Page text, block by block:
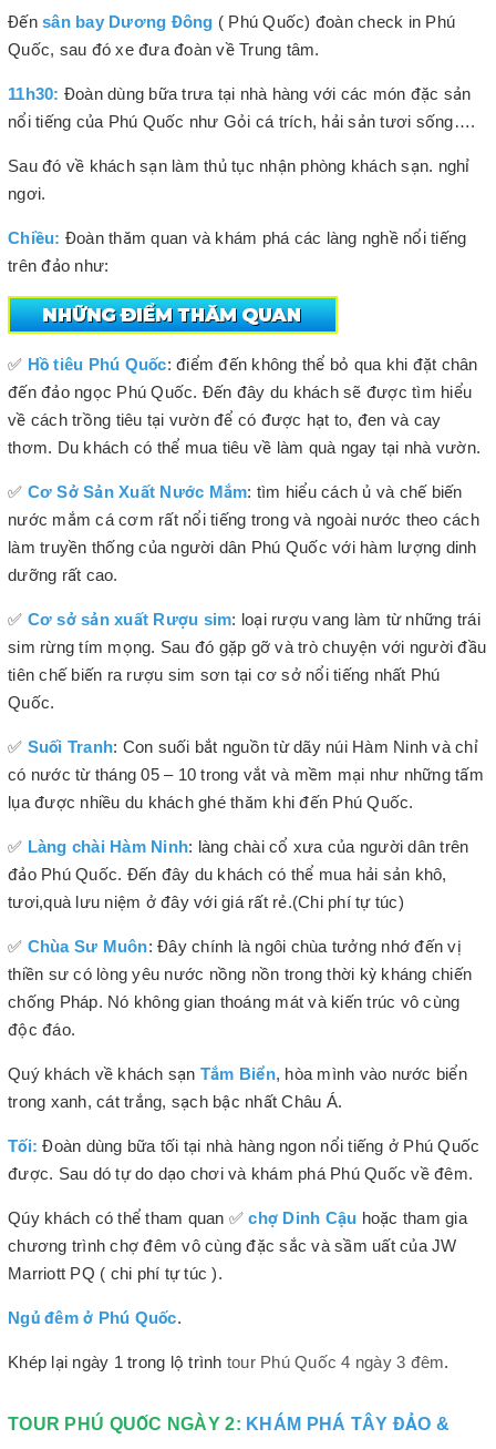
Đến sân bay Dương Đông ( Phú Quốc) đoàn check in Phú
Quốc, sau đó xe đưa đoàn về Trung tâm.
11h30: Đoàn dùng bữa trưa tại nhà hàng với các món đặc sản
nổi tiếng của Phú Quốc như Gỏi cá trích, hải sản tươi sống….
Sau đó về khách sạn làm thủ tục nhận phòng khách sạn. nghỉ
ngơi.
Chiều: Đoàn thăm quan và khám phá các làng nghề nổi tiếng
trên đảo như:
✅ Hồ tiêu Phú Quốc: điểm đến không thể bỏ qua khi đặt chân
đến đảo ngọc Phú Quốc. Đến đây du khách sẽ được tìm hiểu
về cách trồng tiêu tại vườn để có được hạt to, đen và cay
thơm. Du khách có thể mua tiêu về làm quà ngay tại nhà vườn.
✅ Cơ Sở Sản Xuất Nước Mắm: tìm hiểu cách ủ và chế biến
nước mắm cá cơm rất nổi tiếng trong và ngoài nước theo cách
làm truyền thống của người dân Phú Quốc với hàm lượng dinh
dưỡng rất cao.
✅ Cơ sở sản xuất Rượu sim: loại rượu vang làm từ những trái
sim rừng tím mọng. Sau đó gặp gỡ và trò chuyện với người đầu
tiên chế biến ra rượu sim sơn tại cơ sở nổi tiếng nhất Phú
Quốc.
✅ Suối Tranh: Con suối bắt nguồn từ dãy núi Hàm Ninh và chỉ
có nước từ tháng 05 – 10 trong vắt và mềm mại như những tấm
lụa được nhiều du khách ghé thăm khi đến Phú Quốc.
✅ Làng chài Hàm Ninh: làng chài cổ xưa của người dân trên
đảo Phú Quốc. Đến đây du khách có thể mua hải sản khô,
tươi,quà lưu niệm ở đây với giá rất rẻ.(Chi phí tự túc)
✅ Chùa Sư Muôn: Đây chính là ngôi chùa tưởng nhớ đến vị
thiền sư có lòng yêu nước nồng nồn trong thời kỳ kháng chiến
chống Pháp. Nó không gian thoáng mát và kiến trúc vô cùng
độc đáo.
Quý khách về khách sạn Tắm Biển, hòa mình vào nước biển
trong xanh, cát trắng, sạch bậc nhất Châu Á.
Tối: Đoàn dùng bữa tối tại nhà hàng ngon nổi tiếng ở Phú Quốc
được. Sau dó tự do dạo chơi và khám phá Phú Quốc về đêm.
Qúy khách có thể tham quan ✅chợ Dinh Cậu hoặc tham gia
chương trình chợ đêm vô cùng đặc sắc và sầm uất của JW
Marriott PQ ( chi phí tự túc ).
Ngủ đêm ở Phú Quốc.
Khép lại ngày 1 trong lộ trình tour Phú Quốc 4 ngày 3 đêm.
TOUR PHÚ QUỐC NGÀY 2: KHÁM PHÁ TÂY ĐẢO &